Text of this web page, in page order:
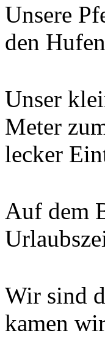
Unsere
den
Unser
Meter
lecker
Auf dem
Wir sind
kamen